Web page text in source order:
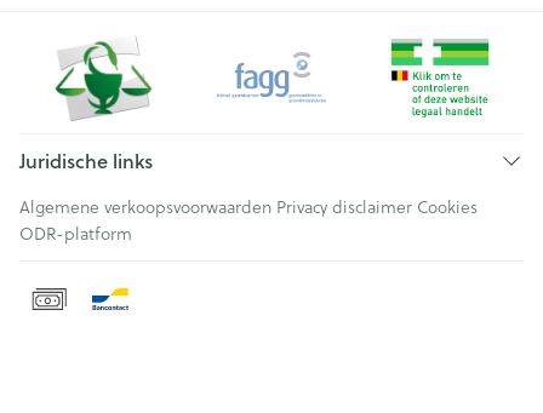
Juridische links
Algemene verkoopsvoorwaarden Privacy disclaimer Cookies
ODR-platform